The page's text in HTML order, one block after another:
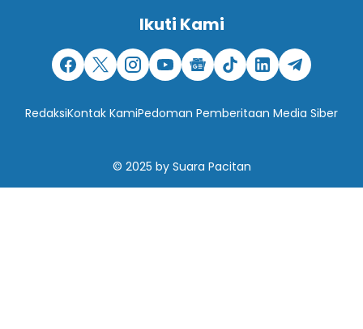
Ikuti Kami
RedaksiKontak KamiPedoman Pemberitaan Media Siber
© 2025 by Suara Pacitan